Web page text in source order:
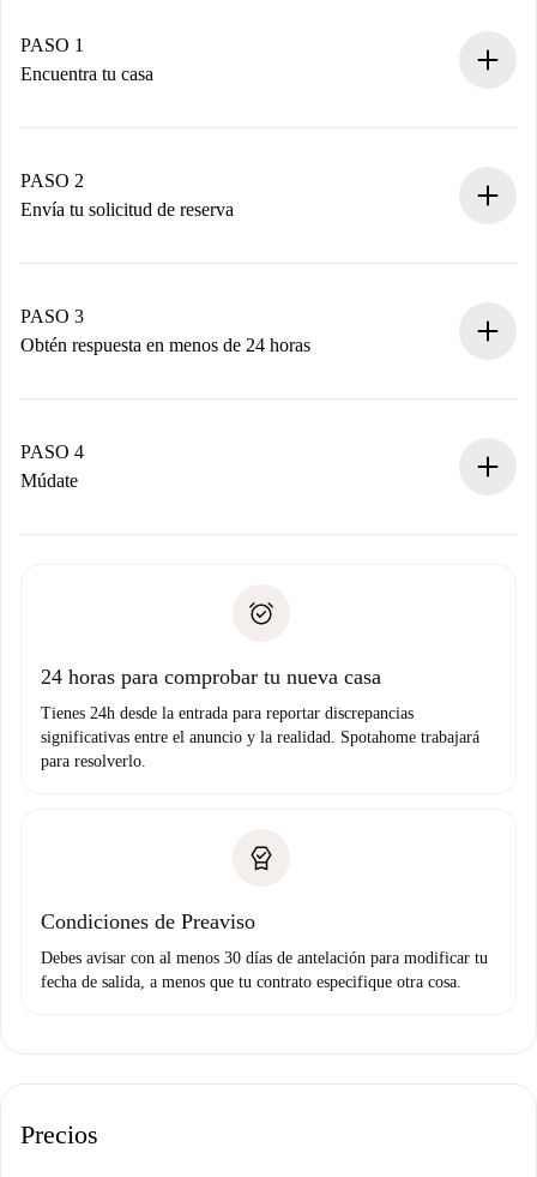
PASO 1
Encuentra tu casa
Tienes toda la información necesaria por adelantado.
PASO 2
Envía tu solicitud de reserva
propietario acepte.
PASO 3
Obtén respuesta en menos de 24 horas
contacto con el propietario.
Si es rechazada: No te haremos ningún cargo y te
Prueba de solvencia
PASO 4
Múdate
no nos comunicas ningún problema.
24 horas para comprobar tu nueva casa
Tienes 24h desde la entrada para reportar discrepancias
significativas entre el anuncio y la realidad. Spotahome trabajará
para resolverlo.
Condiciones de Preaviso
Debes avisar con al menos 30 días de antelación para modificar tu
fecha de salida, a menos que tu contrato especifique otra cosa.
Precios